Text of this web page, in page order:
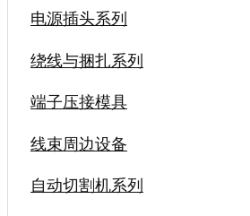
电源插头系列
绕线与捆扎系列
端子压接模具
线束周边设备
自动切割机系列